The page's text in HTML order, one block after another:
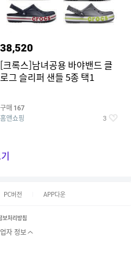
38,520
[크록스]남녀공용 바야밴드 클
로그 슬리퍼 샌들 5종 택1
구매 167
홈앤쇼핑 3
PC버전 APP다운
보처리방침
자 정보